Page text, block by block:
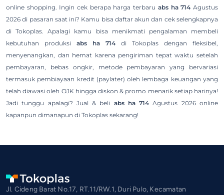
online shopping. Ingin cek berapa harga terbaru abs ha 714 Agustus
2026 di pasaran saat ini? Kamu bisa daftar akun dan cek selengkapnya
di Tokoplas. Apalagi kamu bisa menikmati pengalaman membeli
kebutuhan produksi abs ha 714 di Tokoplas dengan fleksibel,
menyenangkan, dan hemat karena pengiriman tepat waktu setelah
pembayaran, bebas ongkir, metode pembayaran yang bervariasi
termasuk pembiayaan kredit (paylater) oleh lembaga keuangan yang
telah diawasi oleh OJK hingga diskon & promo menarik setiap harinya!
Jadi tunggu apalagi? Jual & beli abs ha 714 Agustus 2026 online
kapanpun dimanapun di Tokoplas sekarang!
Jl. Cideng Barat No.17, RT.11/RW.1, Duri Pulo, Kecamatan